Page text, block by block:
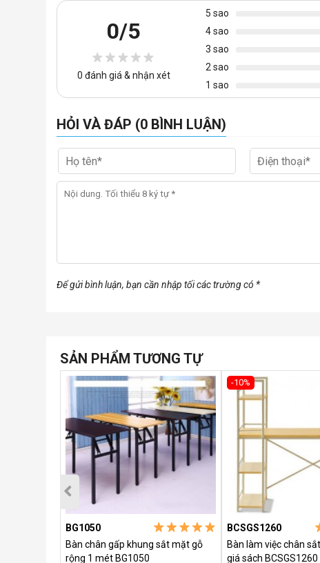
0/5
0 đánh giá & nhận xét
5 sao
4 sao
3 sao
2 sao
1 sao
HỎI VÀ ĐÁP (0 BÌNH LUẬN)
Để gửi bình luận, bạn cần nhập tối các trường có *
SẢN PHẨM TƯƠNG TỰ
BG1050
Bàn chân gấp khung sắt mặt gỗ
rộng 1 mét BG1050
-10%
BCSGS1260
Bàn làm việc chân sắt tại nhà có
giá sách BCSGS1260